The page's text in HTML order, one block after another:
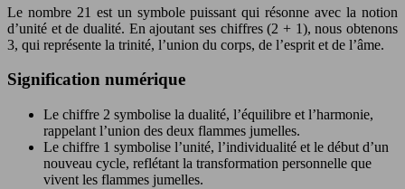
Le nombre 21 est un symbole puissant qui résonne avec la notion
d’unité et de dualité. En ajoutant ses chiffres (2 + 1), nous obtenons
3, qui représente la trinité, l’union du corps, de l’esprit et de l’âme.
Signification numérique
Le chiffre 2 symbolise la dualité, l’équilibre et l’harmonie,
rappelant l’union des deux flammes jumelles.
Le chiffre 1 symbolise l’unité, l’individualité et le début d’un
nouveau cycle, reflétant la transformation personnelle que
vivent les flammes jumelles.